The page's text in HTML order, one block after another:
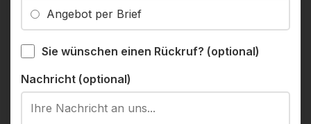
Angebot per Brief
Sie wünschen einen Rückruf? (optional)
Nachricht (optional)